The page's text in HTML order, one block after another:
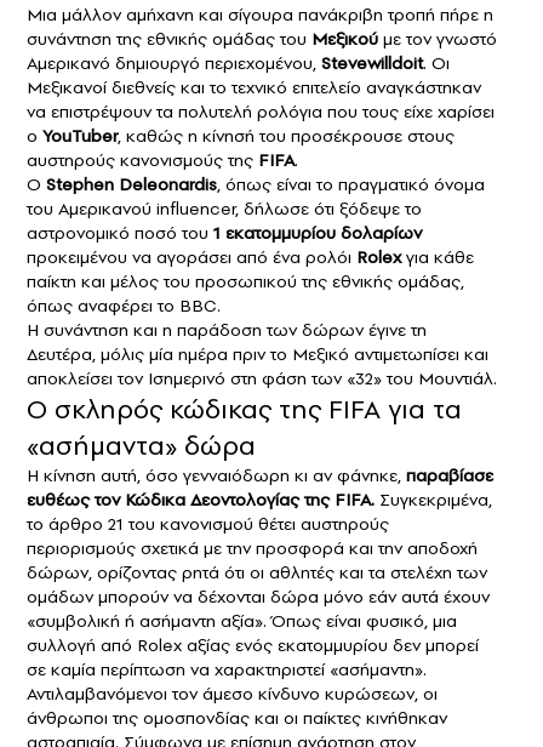
Μια μάλλον αμήχανη και σίγουρα πανάκριβη τροπή πήρε η
συνάντηση της εθνικής ομάδας του Μεξικού με τον γνωστό
Αμερικανό δημιουργό περιεχομένου, Stevewilldoit. Οι
Μεξικανοί διεθνείς και το τεχνικό επιτελείο αναγκάστηκαν
να επιστρέψουν τα πολυτελή ρολόγια που τους είχε χαρίσει
ο YouTuber, καθώς η κίνησή του προσέκρουσε στους
αυστηρούς κανονισμούς της FIFA.
Ο Stephen Deleonardis, όπως είναι το πραγματικό όνομα
του Αμερικανού influencer, δήλωσε ότι ξόδεψε το
αστρονομικό ποσό του 1 εκατομμυρίου δολαρίων
προκειμένου να αγοράσει από ένα ρολόι Rolex για κάθε
παίκτη και μέλος του προσωπικού της εθνικής ομάδας,
όπως αναφέρει το BBC.
Η συνάντηση και η παράδοση των δώρων έγινε τη
Δευτέρα, μόλις μία ημέρα πριν το Μεξικό αντιμετωπίσει και
αποκλείσει τον Ισημερινό στη φάση των «32» του Μουντιάλ.
Ο σκληρός κώδικας της FIFA για τα
«ασήμαντα» δώρα
Η κίνηση αυτή, όσο γενναιόδωρη κι αν φάνηκε, παραβίασε
ευθέως τον Κώδικα Δεοντολογίας της FIFA. Συγκεκριμένα,
το άρθρο 21 του κανονισμού θέτει αυστηρούς
περιορισμούς σχετικά με την προσφορά και την αποδοχή
δώρων, ορίζοντας ρητά ότι οι αθλητές και τα στελέχη των
ομάδων μπορούν να δέχονται δώρα μόνο εάν αυτά έχουν
«συμβολική ή ασήμαντη αξία». Όπως είναι φυσικό, μια
συλλογή από Rolex αξίας ενός εκατομμυρίου δεν μπορεί
σε καμία περίπτωση να χαρακτηριστεί «ασήμαντη».
Αντιλαμβανόμενοι τον άμεσο κίνδυνο κυρώσεων, οι
άνθρωποι της ομοσπονδίας και οι παίκτες κινήθηκαν
αστραπιαία. Σύμφωνα με επίσημη ανάρτηση στον